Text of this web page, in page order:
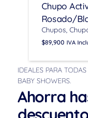
Chupo
Rosado/
Chupos
$89,900 IVA
IDEALES PARA
BABY SHOWERS.
Ahorra